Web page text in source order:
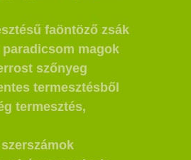
faöntöző zsák
magok
szőnyeg
termesztésből
termesztés,